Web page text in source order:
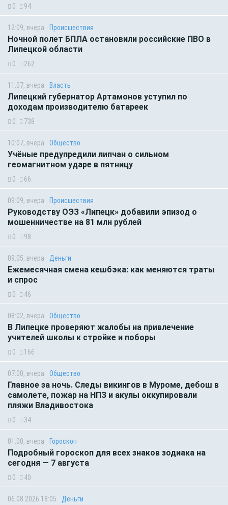
0 94
12:09, вчера Происшествия
Ночной полет БПЛА остановили российские ПВО в
Липецкой области
0 262
11:07, вчера Власть
Липецкий губернатор Артамонов уступил по
доходам производителю батареек
0 738
10:07, вчера Общество
Учёные предупредили липчан о сильном
геомагнитном ударе в пятницу
0 66
09:09, вчера Происшествия
Руководству ОЭЗ «Липецк» добавили эпизод о
мошенничестве на 81 млн рублей
0 98
09:05, вчера Деньги
Ежемесячная смена кешбэка: как меняются траты
и спрос
0 46
08:02, вчера Общество
В Липецке проверяют жалобы на привлечение
учителей школы к стройке и поборы
0 166
07:00, вчера Общество
Главное за ночь. Следы викингов в Муроме, дебош в
самолете, пожар на НПЗ и акулы оккупировали
пляжи Владивостока
0 34
01:00, вчера Гороскоп
Подробный гороскоп для всех знаков зодиака на
сегодня — 7 августа
0 40
06.08.2026 18:05 Деньги